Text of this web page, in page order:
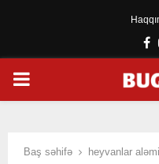
PRIMARY
Baş səhifə heyvanlar aləmi